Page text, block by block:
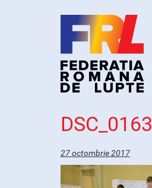
DSC_0163
27 octombrie 2017